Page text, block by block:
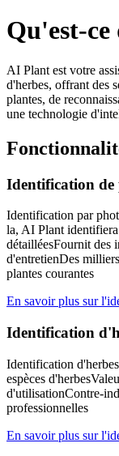
Qu'est-
AI Plant est votre
d'herbes, offrant des
plantes, de
une technologie
Identification
Identification par
la, AI Plant
détailléesFournit des
d'entretienDes
plantes courantes
En savoir plus sur
Identification
Identification
espèces d'herbes
d'utilisationContre-
professionnelles
En savoir plus sur